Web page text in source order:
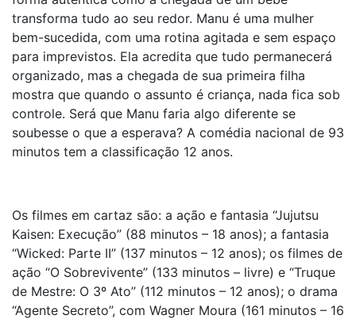
transforma tudo ao seu redor. Manu é uma mulher
bem-sucedida, com uma rotina agitada e sem espaço
para imprevistos. Ela acredita que tudo permanecerá
organizado, mas a chegada de sua primeira filha
mostra que quando o assunto é criança, nada fica sob
controle. Será que Manu faria algo diferente se
soubesse o que a esperava? A comédia nacional de 93
minutos tem a classificação 12 anos.
Os filmes em cartaz são: a ação e fantasia “Jujutsu
Kaisen: Execução” (88 minutos – 18 anos); a fantasia
“Wicked: Parte II” (137 minutos – 12 anos); os filmes de
ação “O Sobrevivente” (133 minutos – livre) e “Truque
de Mestre: O 3º Ato” (112 minutos – 12 anos); o drama
“Agente Secreto”, com Wagner Moura (161 minutos – 16